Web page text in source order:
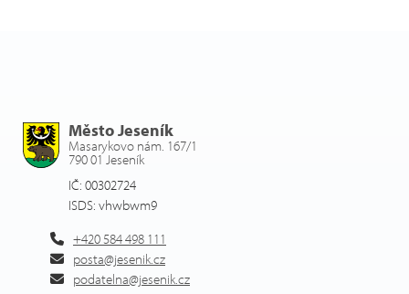
Město Jeseník
Masarykovo nám. 167/1
790 01 Jeseník
IČ: 00302724
ISDS: vhwbwm9
+420 584 498 111
posta@jesenik.cz
podatelna@jesenik.cz